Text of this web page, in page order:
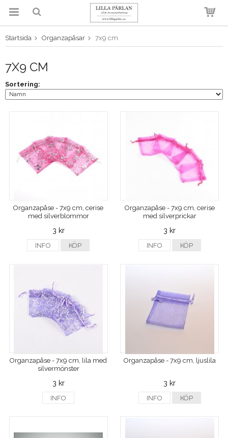
Produkten har blivit tillagd i
varukorgen
Startsida Organzapåsar 7x9 cm
7X9 CM
Sortering:
Organzapåse - 7x9 cm, cerise
med silverblommor
3 kr
INFO KÖP
Organzapåse - 7x9 cm, cerise
med silverprickar
3 kr
INFO KÖP
Organzapåse - 7x9 cm, lila med
silvermönster
3 kr
INFO
Organzapåse - 7x9 cm, ljuslila
3 kr
INFO KÖP